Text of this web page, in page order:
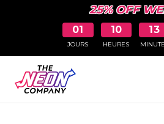
25% OFF
01
JOURS
10
HEURES
13
PAGE NON